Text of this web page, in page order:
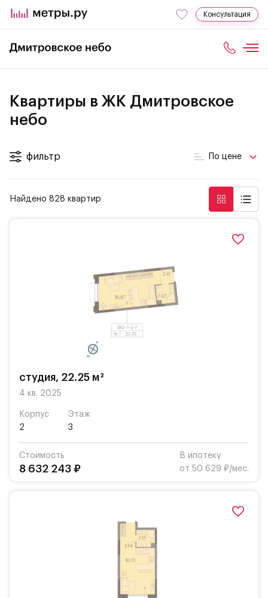
Консультация
Квартиры в ЖК Дмитровское
небо
фильтр По цене
Найдено 828 квартир
студия, 22.25 м²
4 кв. 2025
Корпус
2
Этаж
3
Стоимость
8 632 243 ₽
В ипотеку
от 50 629 ₽/мес.